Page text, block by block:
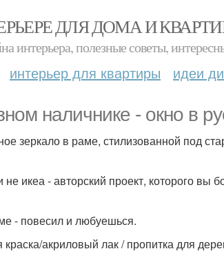
ДЛЯ ДОМА И
интерьера, полезные советы,
интерьер для квартиры идеи
наличнике - окно в
зеркало в раме, стилизованной под
икеа - авторский проект, которого вы
- повесил и любуешься.
акриловый лак / пропитка для